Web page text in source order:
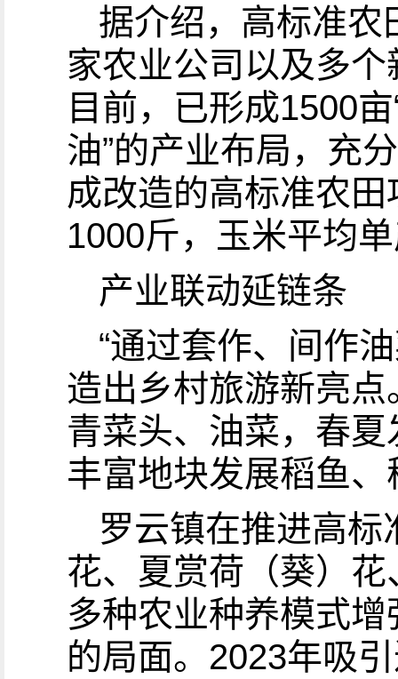
据介绍，高标准农
家农业公司以及多
目前，已形成1500
油”的产业布局，充
成改造的高标准农
1000斤，玉米平均
产业联动延链条
“通过套作、间作
造出乡村旅游新亮
青菜头、油菜，春夏
丰富地块发展稻鱼
罗云镇在推进高标
花、夏赏荷（葵）
多种农业种养模式
的局面。2023年吸